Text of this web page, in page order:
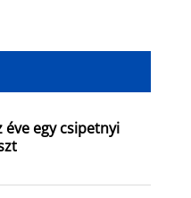
egy csipetnyi